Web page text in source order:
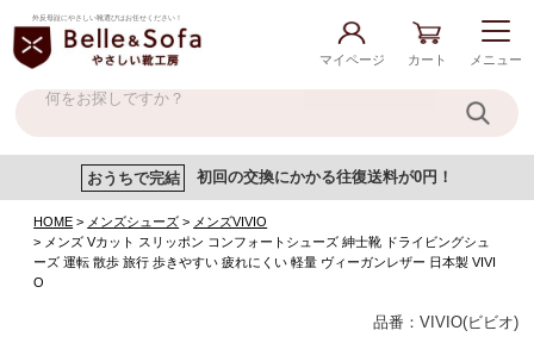
外反母趾にやさしい靴選びはお任せください！
マイページ カート メニュー
おうちで完結 初回の交換にかかる往復送料が0円！
HOME メンズシューズ
メンズVIVIO
メンズ Vカット スリッポン コンフォートシューズ 紳士靴 ドライビングシュ
ーズ 運転 散歩 旅行 歩きやすい 疲れにくい 軽量 ヴィーガンレザー 日本製 VIVI
O
品番：VIVIO(ビビオ)